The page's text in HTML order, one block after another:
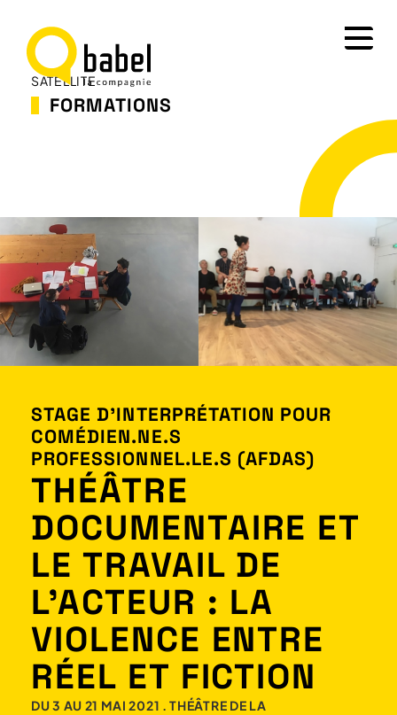
SATELLITE
FORMATIONS
STAGE D'INTERPRÉTATION POUR
COMÉDIEN.NE.S
PROFESSIONNEL.LE.S (AFDAS)
THÉÂTRE
DOCUMENTAIRE ET
LE TRAVAIL DE
L’ACTEUR : LA
VIOLENCE ENTRE
RÉEL ET FICTION
DU 3 AU 21 MAI 2021 . THÉÂTRE DE LA